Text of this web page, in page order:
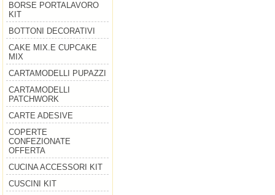
BORSE PORTALAVORO
KIT
BOTTONI DECORATIVI
CAKE MIX.E CUPCAKE
MIX
CARTAMODELLI PUPAZZI
CARTAMODELLI
PATCHWORK
CARTE ADESIVE
COPERTE
CONFEZIONATE
OFFERTA
CUCINA ACCESSORI KIT
CUSCINI KIT